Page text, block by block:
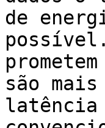
de
são
latência